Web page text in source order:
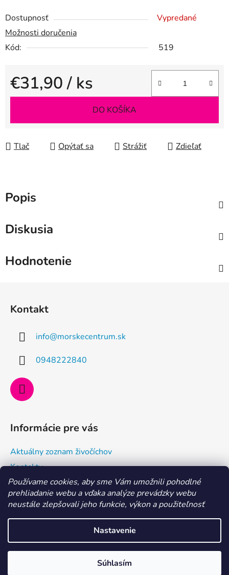
Používame cookies, aby sme Vám umožnili pohodlné
prehliadanie webu a vďaka analýze prevádzky webu
neustále zlepšovali jeho funkcie, výkon a použiteľnosť
Nastavenie
Súhlasím
MILÍ AKVARISTI, aktuálne je dovolenka 29. 7. - 6. 8. 2026.
Dostupnosť
Vypredané
Možnosti doručenia
Kód:
519
€31,90/ ks
Jednotková cena:
DO KOŠÍKA
Tlač Opýtať sa Strážiť Zdieľať
Popis
Diskusia
Hodnotenie
Kontakt
info@morskecentrum.sk
0948222840
Informácie pre vás
Aktuálny zoznam živočíchov
Kontakty
Doprava a ako nakupovať
Všeobecné obchodné podmienky a dodacie podmienky
Vytvoril Shoptet
Morské centrum Eshop